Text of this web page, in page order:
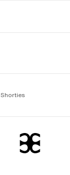
Shorties